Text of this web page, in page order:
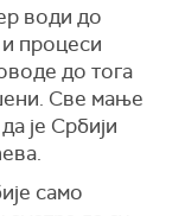
води до
и процеси
до тога
Све мање
је Србији
само